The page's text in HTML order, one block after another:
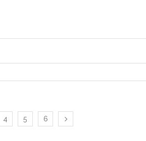
4 5 6